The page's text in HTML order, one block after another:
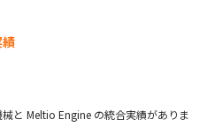
と Meltio Engine の統合実績がありま